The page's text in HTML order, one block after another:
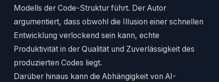
Modells der Code-Struktur führt. Der Autor
argumentiert, dass obwohl die Illusion einer schnellen
Entwicklung verlockend sein kann, echte
Produktivität in der Qualität und Zuverlässigkeit des
produzierten Codes liegt.
Darüber hinaus kann die Abhängigkeit von AI-